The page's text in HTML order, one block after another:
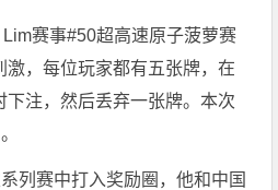
赛事#50超高速原子菠萝赛
激，每位玩家都有五张牌，在
下注，然后丢弃一张牌。本次
列赛中打入奖励圈，他和中国